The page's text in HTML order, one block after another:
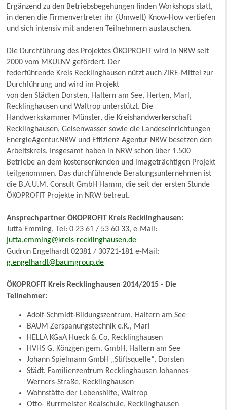
Ergänzend zu den Betriebsbegehungen finden Workshops statt,
in denen die Firmenvertreter ihr (Umwelt) Know-How vertiefen
und sich intensiv mit anderen Teilnehmern austauschen.
Die Durchführung des Projektes ÖKOPROFIT wird in NRW seit
2000 vom MKULNV gefördert. Der
federführende Kreis Recklinghausen nützt auch ZIRE-Mittel zur
Durchführung und wird im Projekt
von den Städten Dorsten, Haltern am See, Herten, Marl,
Recklinghausen und Waltrop unterstützt. Die
Handwerkskammer Münster, die Kreishandwerkerschaft
Recklinghausen, Gelsenwasser sowie die Landeseinrichtungen
EnergieAgentur.NRW und Effizienz-Agentur NRW besetzen den
Arbeitskreis. Insgesamt haben in NRW schon über 1.500
Betriebe an dem kostensenkenden und imageträchtigen Projekt
teilgenommen. Das durchführende Beratungsunternehmen ist
die B.A.U.M. Consult GmbH Hamm, die seit der ersten Stunde
ÖKOPROFIT Projekte in NRW betreut.
Ansprechpartner ÖKOPROFIT Kreis Recklinghausen:
Jutta Emming, Tel: 0 23 61 / 53 60 33, e-Mail:
jutta.emming@kreis-recklinghausen.de
Gudrun Engelhardt 02381 / 30721-181 e-Mail:
g.engelhardt@baumgroup.de
ÖKOPROFIT Kreis Recklinghausen 2014/2015 - Die
Teilnehmer:
Adolf-Schmidt-Bildungszentrum, Haltern am See
BAUM Zerspanungstechnik e.K., Marl
HELLA KGaA Hueck & Co, Recklinghausen
HVHS G. Könzgen gem. GmbH, Haltern am See
Johann Spielmann GmbH „Stiftsquelle“, Dorsten
Städt. Familienzentrum Recklinghausen Johannes-
Werners-Straße, Recklinghausen
Wohnstätte der Lebenshilfe, Waltrop
Otto- Burrmeister Realschule, Recklinghausen